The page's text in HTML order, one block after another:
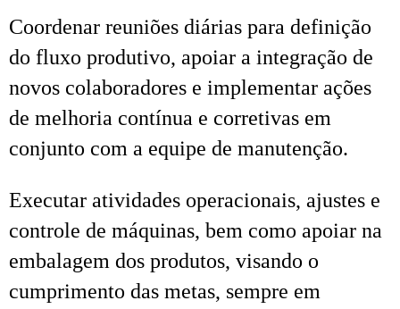
Coordenar reuniões diárias para definição
do fluxo produtivo, apoiar a integração de
novos colaboradores e implementar ações
de melhoria contínua e corretivas em
conjunto com a equipe de manutenção.
Executar atividades operacionais, ajustes e
controle de máquinas, bem como apoiar na
embalagem dos produtos, visando o
cumprimento das metas, sempre em